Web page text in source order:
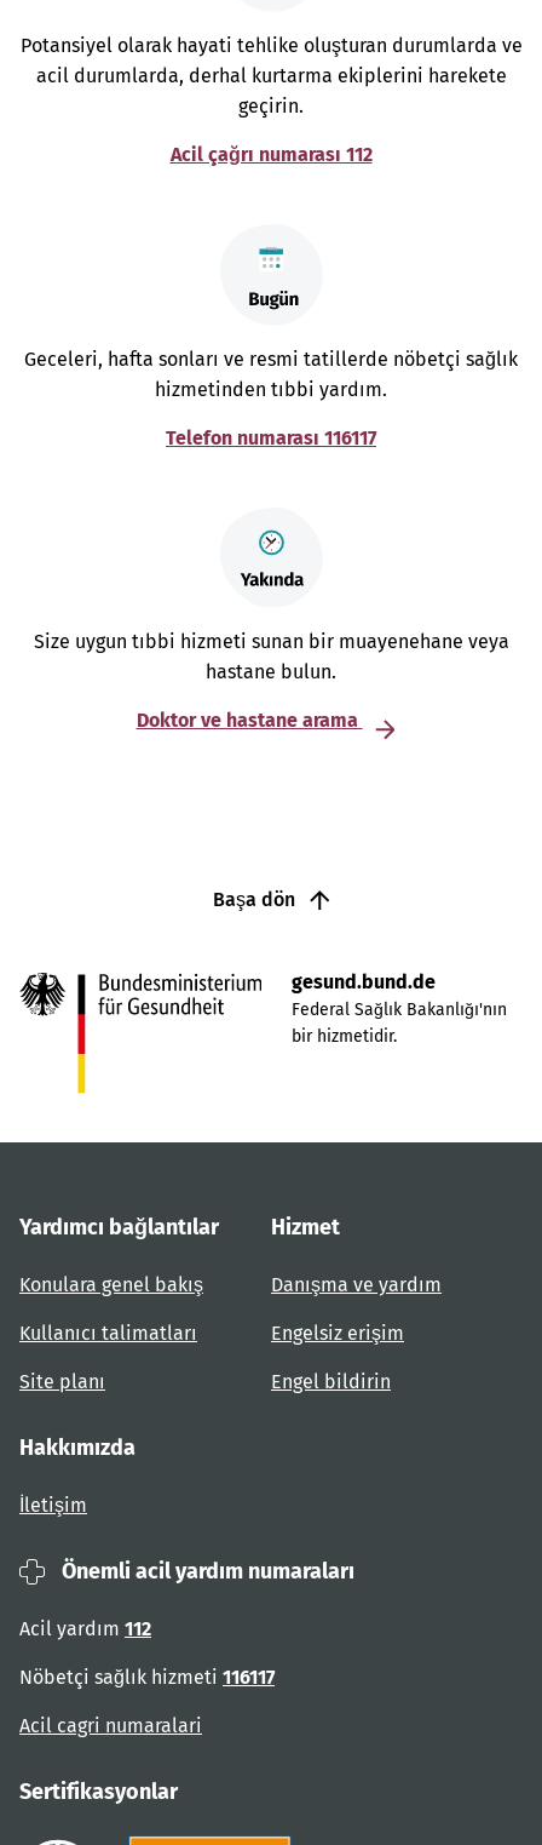
Potansiyel olarak hayati tehlike oluşturan durumlarda ve
acil durumlarda, derhal kurtarma ekiplerini harekete
geçirin.
Acil çağrı numarası 112
Geceleri, hafta sonları ve resmi tatillerde nöbetçi sağlık
hizmetinden tıbbi yardım.
Telefon numarası 116117
Size uygun tıbbi hizmeti sunan bir muayenehane veya
hastane bulun.
Doktor ve hastane arama
Başa dön
gesund.bund.de
Federal Sağlık Bakanlığı'nın
bir hizmetidir.
Yardımcı bağlantılar
Konulara genel bakış
Kullanıcı talimatları
Site planı
Hizmet
Danışma ve yardım
Engelsiz erişim
Engel bildirin
Hakkımızda
İletişim
Önemli acil yardım numaraları
Acil yardım 112
Nöbetçi sağlık hizmeti 116117
Acil cagri numaralari
Sertifikasyonlar